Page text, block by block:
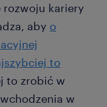
rozwoju kariery
aby o
to
to zrobić w
w